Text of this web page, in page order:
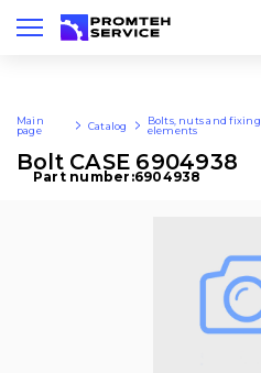
Eng
Main
page
Catalog
Bolts, nuts and fixing
elements
Bolt CASE 6904938
Part number:6904938